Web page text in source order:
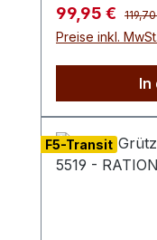
reichhaltiges
Aromen von
und
einem
Komplexität
Gewürze und
im
99,95 €
Preise inkl.
In
F5-Transit